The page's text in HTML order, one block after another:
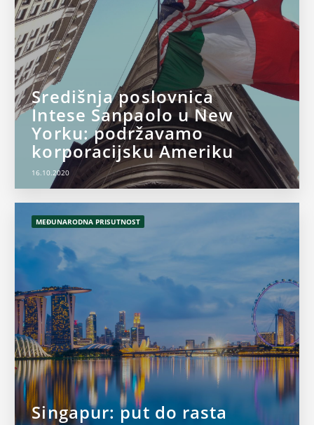
Središnja poslovnica
Intese Sanpaolo u New
Yorku: podržavamo
korporacijsku Ameriku
16.10.2020
MEĐUNARODNA PRISUTNOST
Singapur: put do rasta